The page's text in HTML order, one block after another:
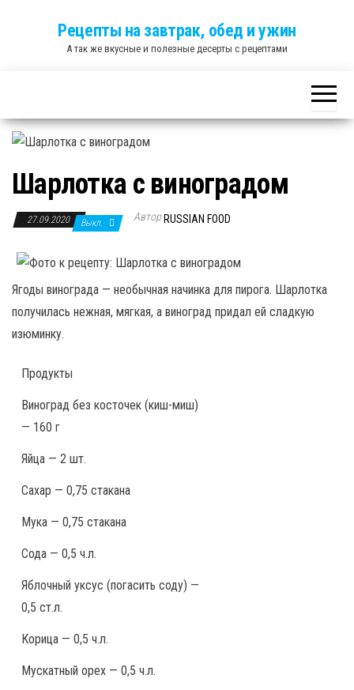
Рецепты на завтрак, обед и ужин
А так же вкусные и полезные десерты с рецептами
Шарлотка с виноградом
27.09.2020 Выкл. Автор RUSSIAN FOOD
Ягоды винограда — необычная начинка для пирога. Шарлотка
получилась нежная, мягкая, а виноград придал ей сладкую
изюминку.
Продукты
Виноград без косточек (киш-миш)
— 160 г
Яйца — 2 шт.
Сахар — 0,75 стакана
Мука — 0,75 стакана
Сода — 0,5 ч.л.
Яблочный уксус (погасить соду) —
0,5 ст.л.
Корица — 0,5 ч.л.
Мускатный орех — 0,5 ч.л.